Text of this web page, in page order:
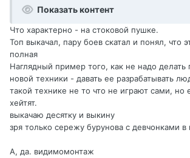
Показать контент
Что характерно - на стоковой пушке.
Топ выкачал, пару боев скатал и понял, что
полная
Наглядный пример того, как не надо делать
новой техники - давать ее разрабатывать
такой технике не то что не играют сами, но
хейтят.
выкачаю десятку и выкину
зря только сережу бурунова с девчонками
А, да. видимомонтаж